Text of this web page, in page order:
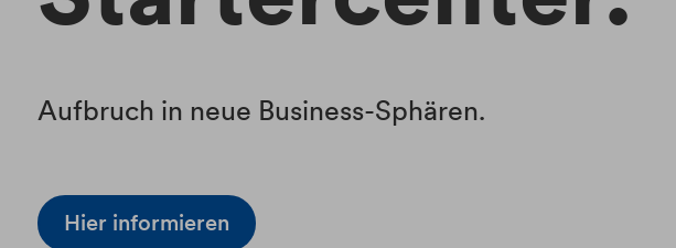
Aufbruch in neue Business-Sphären.
Hier informieren